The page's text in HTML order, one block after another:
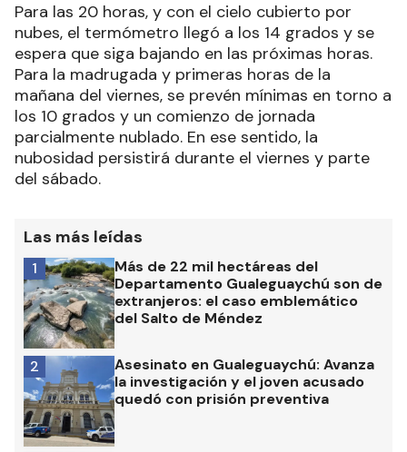
Para las 20 horas, y con el cielo cubierto por
nubes, el termómetro llegó a los 14 grados y se
espera que siga bajando en las próximas horas.
Para la madrugada y primeras horas de la
mañana del viernes, se prevén mínimas en torno a
los 10 grados y un comienzo de jornada
parcialmente nublado. En ese sentido, la
nubosidad persistirá durante el viernes y parte
del sábado.
Las más leídas
Más de 22 mil hectáreas del
Departamento Gualeguaychú son de
extranjeros: el caso emblemático
del Salto de Méndez
1
Asesinato en Gualeguaychú: Avanza
la investigación y el joven acusado
quedó con prisión preventiva
2